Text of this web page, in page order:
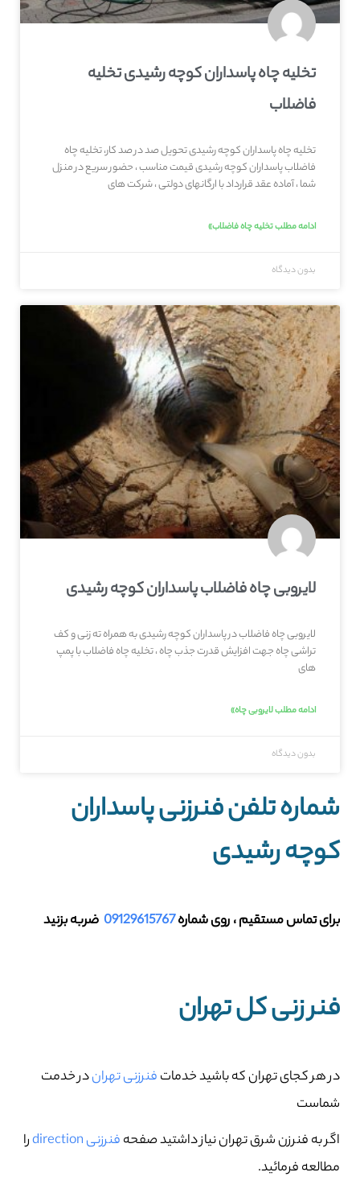
تخلیه چاه پاسداران کوچه رشیدی تخلیه
فاضلاب
تخلیه چاه پاسداران کوچه رشیدی تحویل صد در صد کار، تخلیه چاه
فاضلاب پاسداران کوچه رشیدی قیمت مناسب ، حضور سریع در منزل
شما ، آماده عقد قرارداد با ارگانهای دولتی ، شرکت های
ادامه مطلب تخلیه چاه فاضلاب»
بدون دیدگاه
لایروبی چاه فاضلاب پاسداران کوچه رشیدی
لایروبی چاه فاضلاب در پاسداران کوچه رشیدی به همراه ته زنی و کف
تراشی چاه جهت افزایش قدرت جذب چاه ، تخلیه چاه فاضلاب با پمپ
های
ادامه مطلب لایروبی چاه»
بدون دیدگاه
شماره تلفن فنرزنی پاسداران
کوچه رشیدی
برای تماس مستقیم ، روی شماره09129615767 ضربه بزنید
فنر زنی کل تهران
در هر کجای تهران که باشید خدماتفنرزنی تهراندر خدمت
شماست
اگر به فنرزن شرق تهران نیاز داشتید صفحهفنرزنی direction
را
مطالعه فرمائید.